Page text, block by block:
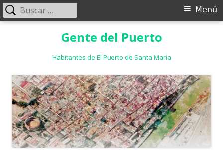
Gente del Puerto
Habitantes de El Puerto de Santa María
Menú
Menú
Buscar: